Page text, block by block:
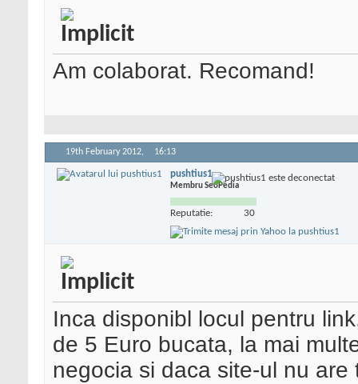
Am colaborat. Recomand!
19th February 2012, 16:13
pushtius1
Membru SeoPedia
Reputatie: 30
Inca disponibl locul pentru
de 5 Euro bucata, la mai
negocia si daca site-ul nu